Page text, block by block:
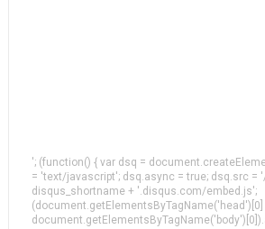
'; (function() { var dsq =
= 'text/javascript'; dsq.async = true; dsq.src =
disqus_shortname + '.disqus.com/embed.js';
(document.getElementsByTagName('head')[0] ||